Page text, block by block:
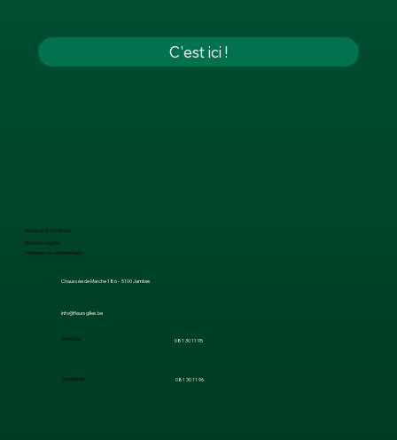
C'est ici !
Mentions & Conditions
Mentions légales
Politiques de confidentialité
Chaussée de Marche 186 - 5100 Jambes
info@fleursgilles.be
jardinerie
fleuristerie
081 30 11 95
081 30 11 96